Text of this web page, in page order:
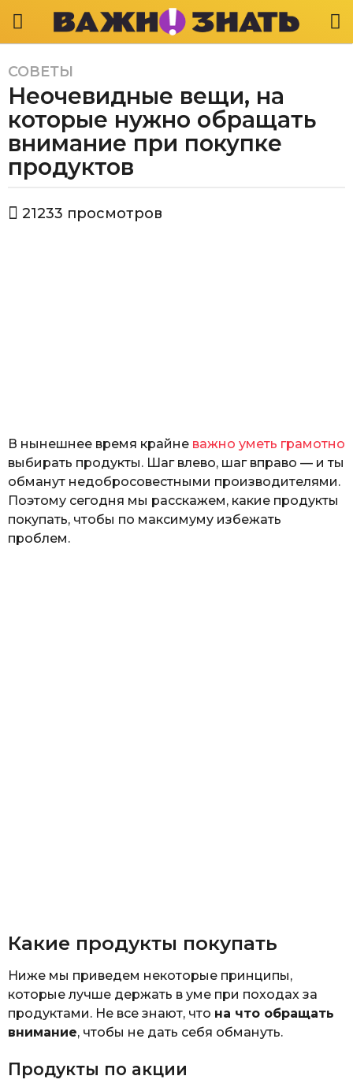
6
л
т
a
g
3
г
СОВЕТЫ
Неочевидные вещи, на
которые нужно обращать
внимание при покупке
продуктов
в
21233 просмотров
В нынешнее время крайне важно уметь грамотно
выбирать продукты. Шаг влево, шаг вправо — и ты
обманут недобросовестными производителями.
Поэтому сегодня мы расскажем, какие продукты
покупать, чтобы по максимуму избежать
проблем.
Какие продукты покупать
Ниже мы приведем некоторые принципы,
которые лучше держать в уме при походах за
продуктами. Не все знают, что на что обращать
внимание, чтобы не дать себя обмануть.
Продукты по акции